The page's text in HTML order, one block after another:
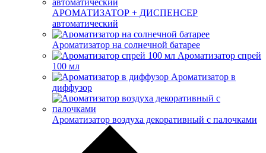
АРОМАТИЗАТОР + ДИСПЕНСЕР
автоматический
Ароматизатор на солнечной батарее
Ароматизатор спрей
100 мл
Ароматизатор в
диффузор
Ароматизатор воздуха декоративный с палочками